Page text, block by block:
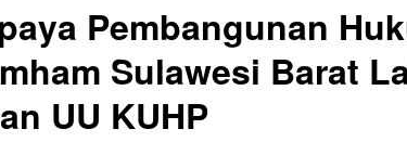
Pembangunan
Sulawesi Barat
UU KUHP